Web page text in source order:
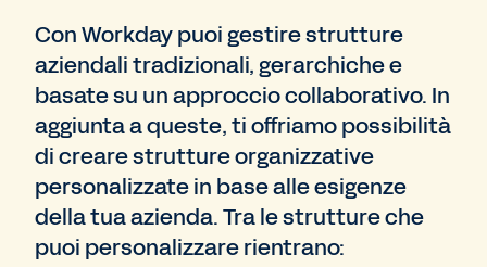
Con Workday puoi gestire strutture
aziendali tradizionali, gerarchiche e
basate su un approccio collaborativo. In
aggiunta a queste, ti offriamo possibilità
di creare strutture organizzative
personalizzate in base alle esigenze
della tua azienda. Tra le strutture che
puoi personalizzare rientrano: